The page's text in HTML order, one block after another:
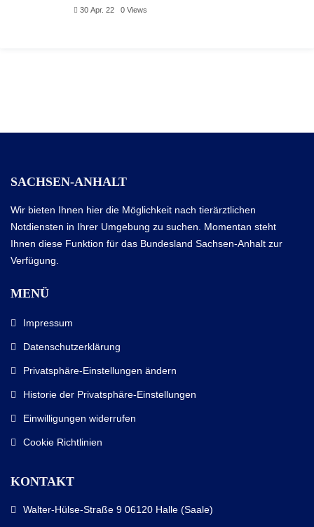
30 Apr. 22 0 Views
SACHSEN-ANHALT
Wir bieten Ihnen hier die Möglichkeit nach tierärztlichen
Notdiensten in Ihrer Umgebung zu suchen. Momentan steht
Ihnen diese Funktion für das Bundesland Sachsen-Anhalt zur
Verfügung.
MENÜ
Impressum
Datenschutzerklärung
Privatsphäre-Einstellungen ändern
Historie der Privatsphäre-Einstellungen
Einwilligungen widerrufen
Cookie Richtlinien
KONTAKT
Walter-Hülse-Straße 9 06120 Halle (Saale)